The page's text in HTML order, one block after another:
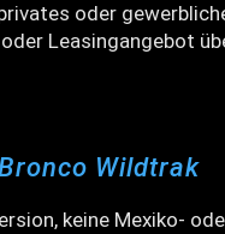
oder
Leasingangebot
Wildtrak
keine Mexiko-